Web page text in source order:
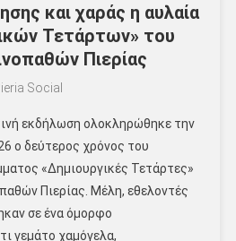
και χαράς η αυλαία
Τετάρτων» του
Πιερίας
Social
εκδήλωση ολοκληρώθηκε την
ο δεύτερος χρόνος του
«Δημιουργικές Τετάρτες»
Πιερίας. Μέλη, εθελοντές
σε ένα όμορφο
γεμάτο χαμόγελα,